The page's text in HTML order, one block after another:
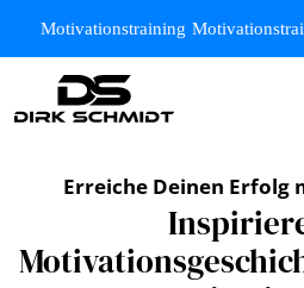
Motivationstraining
Erreiche Deinen Erfolg